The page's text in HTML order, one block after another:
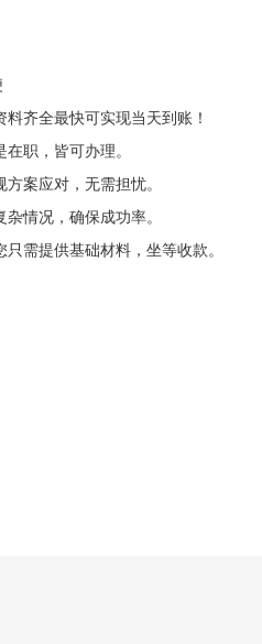
齐全最快可实现当天到账！
职，皆可办理。
案应对，无需担忧。
情况，确保成功率。
需提供基础材料，坐等收款。